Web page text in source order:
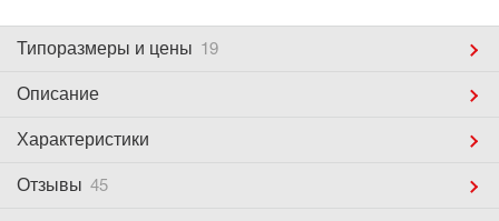
Типоразмеры и цены 19
Описание
Характеристики
Отзывы 45